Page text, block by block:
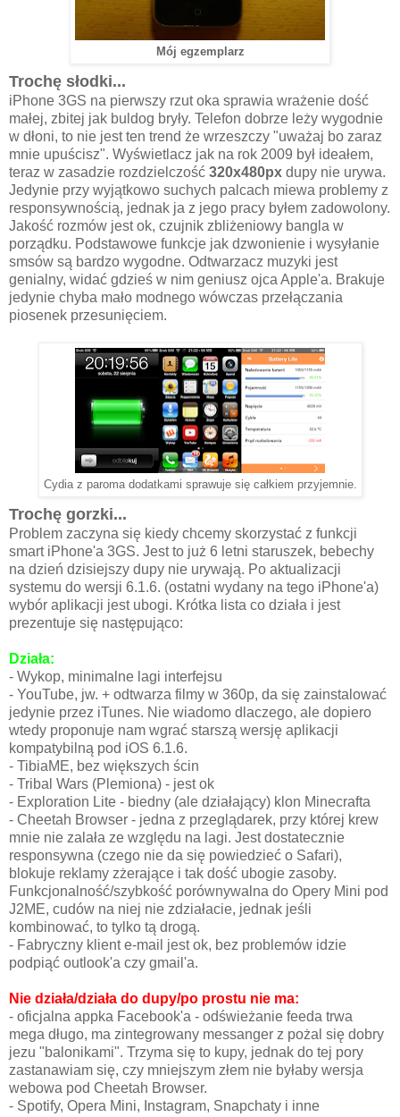
Mój egzemplarz
Trochę słodki...
iPhone 3GS na pierwszy rzut oka sprawia wrażenie dość
małej, zbitej jak buldog bryły. Telefon dobrze leży wygodnie
w dłoni, to nie jest ten trend że wrzeszczy "uważaj bo zaraz
mnie upuścisz". Wyświetlacz jak na rok 2009 był ideałem,
teraz w zasadzie rozdzielczość 320x480px dupy nie urywa.
Jedynie przy wyjątkowo suchych palcach miewa problemy z
responsywnością, jednak ja z jego pracy byłem zadowolony.
Jakość rozmów jest ok, czujnik zbliżeniowy bangla w
porządku. Podstawowe funkcje jak dzwonienie i wysyłanie
smsów są bardzo wygodne. Odtwarzacz muzyki jest
genialny, widać gdzieś w nim geniusz ojca Apple'a. Brakuje
jedynie chyba mało modnego wówczas przełączania
piosenek przesunięciem.
Cydia z paroma dodatkami sprawuje się całkiem przyjemnie.
Trochę gorzki...
Problem zaczyna się kiedy chcemy skorzystać z funkcji
smart iPhone'a 3GS. Jest to już 6 letni staruszek, bebechy
na dzień dzisiejszy dupy nie urywają. Po aktualizacji
systemu do wersji 6.1.6. (ostatni wydany na tego iPhone'a)
wybór aplikacji jest ubogi. Krótka lista co działa i jest
prezentuje się następująco:
Działa:
- Wykop, minimalne lagi interfejsu
- YouTube, jw. + odtwarza filmy w 360p, da się zainstalować
jedynie przez iTunes. Nie wiadomo dlaczego, ale dopiero
wtedy proponuje nam wgrać starszą wersję aplikacji
kompatybilną pod iOS 6.1.6.
- TibiaME, bez większych ścin
- Tribal Wars (Plemiona) - jest ok
- Exploration Lite - biedny (ale działający) klon Minecrafta
- Cheetah Browser - jedna z przeglądarek, przy której krew
mnie nie zalała ze względu na lagi. Jest dostatecznie
responsywna (czego nie da się powiedzieć o Safari),
blokuje reklamy zżerające i tak dość ubogie zasoby.
Funkcjonalność/szybkość porównywalna do Opery Mini pod
J2ME, cudów na niej nie zdziałacie, jednak jeśli
kombinować, to tylko tą drogą.
- Fabryczny klient e-mail jest ok, bez problemów idzie
podpiąć outlook'a czy gmail'a.
Nie działa/działa do dupy/po prostu nie ma:
- oficjalna appka Facebook'a - odświeżanie feeda trwa
mega długo, ma zintegrowany messanger z pożal się dobry
jezu "balonikami". Trzyma się to kupy, jednak do tej pory
zastanawiam się, czy mniejszym złem nie byłaby wersja
webowa pod Cheetah Browser.
- Spotify, Opera Mini, Instagram, Snapchaty i inne